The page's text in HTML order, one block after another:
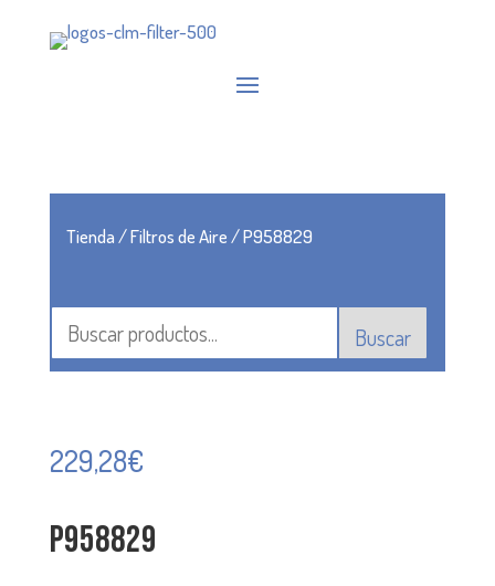
Tienda/Filtros de Aire/ P958829
Buscar
229,28€
P958829